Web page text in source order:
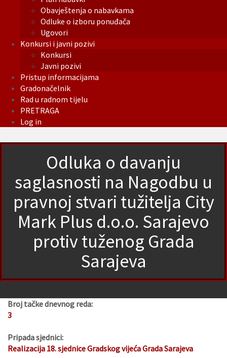
Obavještenja o nabavkama
Odluke o izboru ponuđača
Ugovori
Konkursi i javni pozivi
Konkursi
Javni pozivi
Pristup informacijama
Gradonačelnik
Rad u radnom tijelu
PRETRAGA
Log in
Odluka o davanju
saglasnosti na Nagodbu u
pravnoj stvari tužitelja City
Mark Plus d.o.o. Sarajevo
protiv tuženog Grada
Sarajeva
Broj tačke dnevnog reda:
3
Pripada sjednici:
Realizacija 18. sjednice Gradskog vijeća Grada Sarajeva